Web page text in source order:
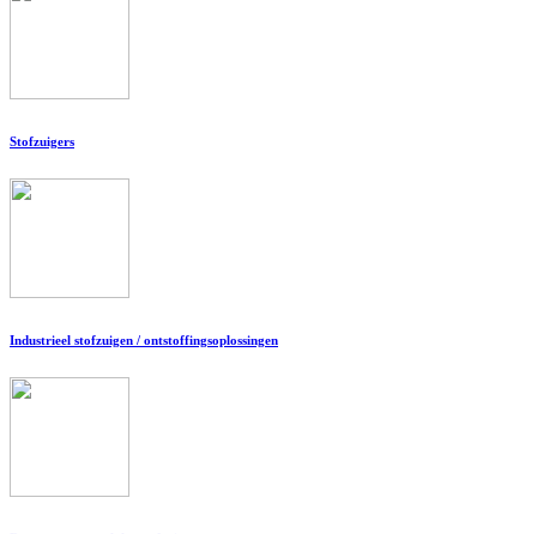
Stofzuigers
Industrieel stofzuigen / ontstoffingsoplossingen